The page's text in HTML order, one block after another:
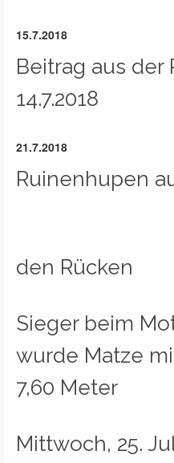
15.7.2018
Beitrag aus der
14.7.2018
21.7.2018
Ruinenhupen
Felix
den Rücken
Sieger beim
wurde Matze
7,60 Meter
Mittwoch, 25.